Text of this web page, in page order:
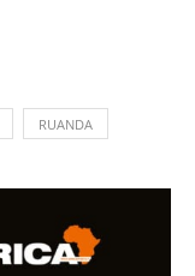
RUANDA